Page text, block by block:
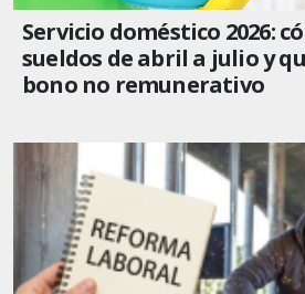
Servicio doméstico 2026:
sueldos de abril a julio y
bono no remunerativo